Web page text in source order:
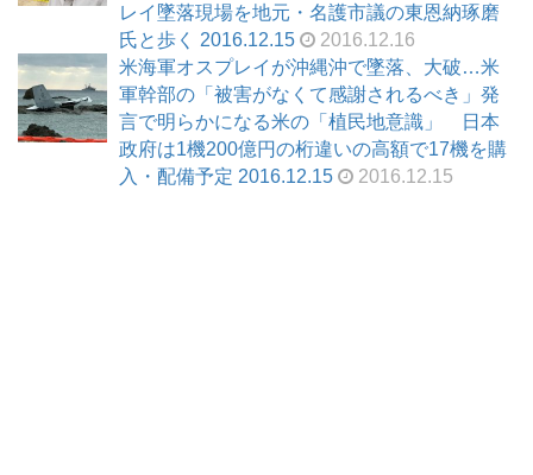
レイ墜落現場を地元・名護市議の東恩納琢磨
氏と歩く 2016.12.15
2016.12.16
米海軍オスプレイが沖縄沖で墜落、大破…米
軍幹部の「被害がなくて感謝されるべき」発
言で明らかになる米の「植民地意識」 日本
政府は1機200億円の桁違いの高額で17機を購
入・配備予定 2016.12.15
2016.12.15